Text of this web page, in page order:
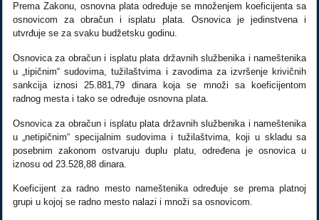
Prema Zakonu, osnovna plata određuje se množenjem koeficijenta sa
osnovicom za obračun i isplatu plata. Osnovica je jedinstvena i
utvrđuje se za svaku budžetsku godinu.
Osnovica za obračun i isplatu plata državnih službenika i nameštenika
u „tipičnim“ sudovima, tužilaštvima i zavodima za izvršenje krivičnih
sankcija iznosi 25.881,79 dinara koja se množi sa koeficijentom
radnog mesta i tako se određuje osnovna plata.
Osnovica za obračun i isplatu plata državnih službenika i nameštenika
u „netipičnim“ specijalnim sudovima i tužilaštvima, koji u skladu sa
posebnim zakonom ostvaruju duplu platu, određena je osnovica u
iznosu od 23.528,88 dinara.
Koeficijent za radno mesto nameštenika određuje se prema platnoj
grupi u kojoj se radno mesto nalazi i množi sa osnovicom.